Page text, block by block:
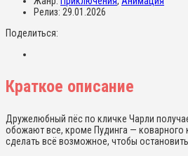
Релиз: 29.01.2026
Поделиться:
Краткое описание
Дружелюбный пёс по кличке Чарли
обожают все, кроме Пудинга — коварного
сделать всё возможное, чтобы